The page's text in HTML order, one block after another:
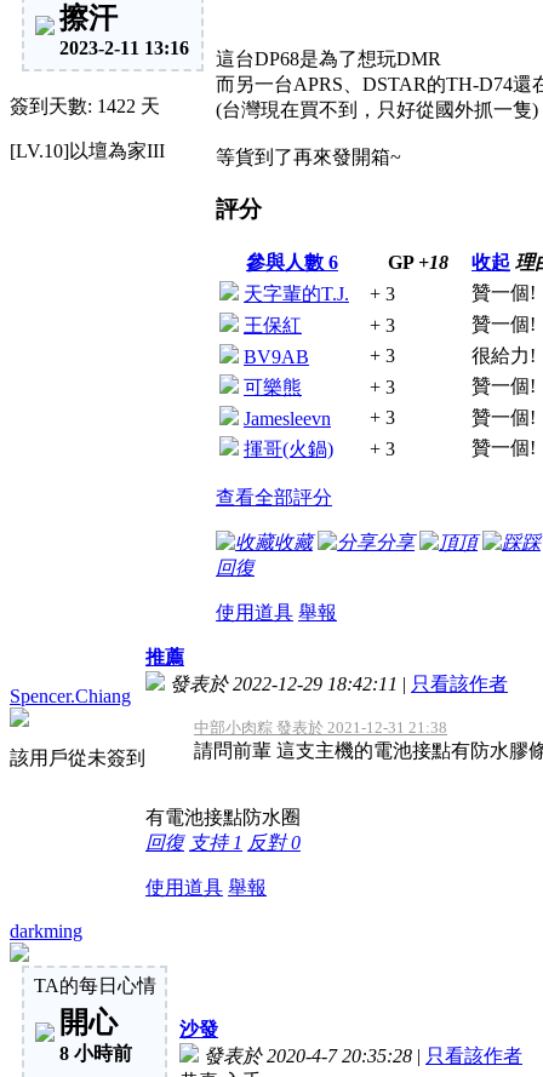
擦汗
2023-2-11 13:16
簽到天數: 1422 天
[LV.10]以壇為家III
這台DP68是為了想玩DMR
而另一台APRS、DSTAR的TH-D74還
(台灣現在買不到，只好從國外抓一隻)
等貨到了再來發開箱~
評分
參與人數 6 GP +18 收起 理
天字輩的T.J.
+ 3
贊一個!
王保紅
+ 3
贊一個!
BV9AB
+ 3
很給力!
可樂熊
+ 3
贊一個!
Jamesleevn
+ 3
贊一個!
揮哥(火鍋)
+ 3 贊一個!
查看全部評分
收藏 分享 頂
踩
回復
使用道具 舉報
Spencer.Chiang
該用戶從未簽到
推薦
發表於 2022-12-29 18:42:11 | 只看該作者
中部小肉粽 發表於 2021-12-31 21:38
請問前輩 這支主機的電池接點有防水膠
有電池接點防水圈
回復 支持 1 反對0
使用道具 舉報
darkming
TA的每日心情
開心
8 小時前
沙發
發表於 2020-4-7 20:35:28 | 只看該作者